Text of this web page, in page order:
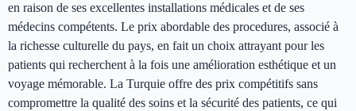
en raison de ses excellentes installations médicales et de ses
médecins compétents. Le prix abordable des procedures, associé à
la richesse culturelle du pays, en fait un choix attrayant pour les
patients qui recherchent à la fois une amélioration esthétique et un
voyage mémorable. La Turquie offre des prix compétitifs sans
compromettre la qualité des soins et la sécurité des patients, ce qui